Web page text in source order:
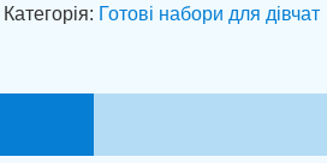
День
дівчинки
Категорія: Готові набори для дівчат